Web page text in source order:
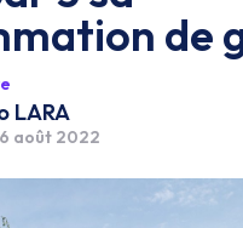
de
LARA
août 2022